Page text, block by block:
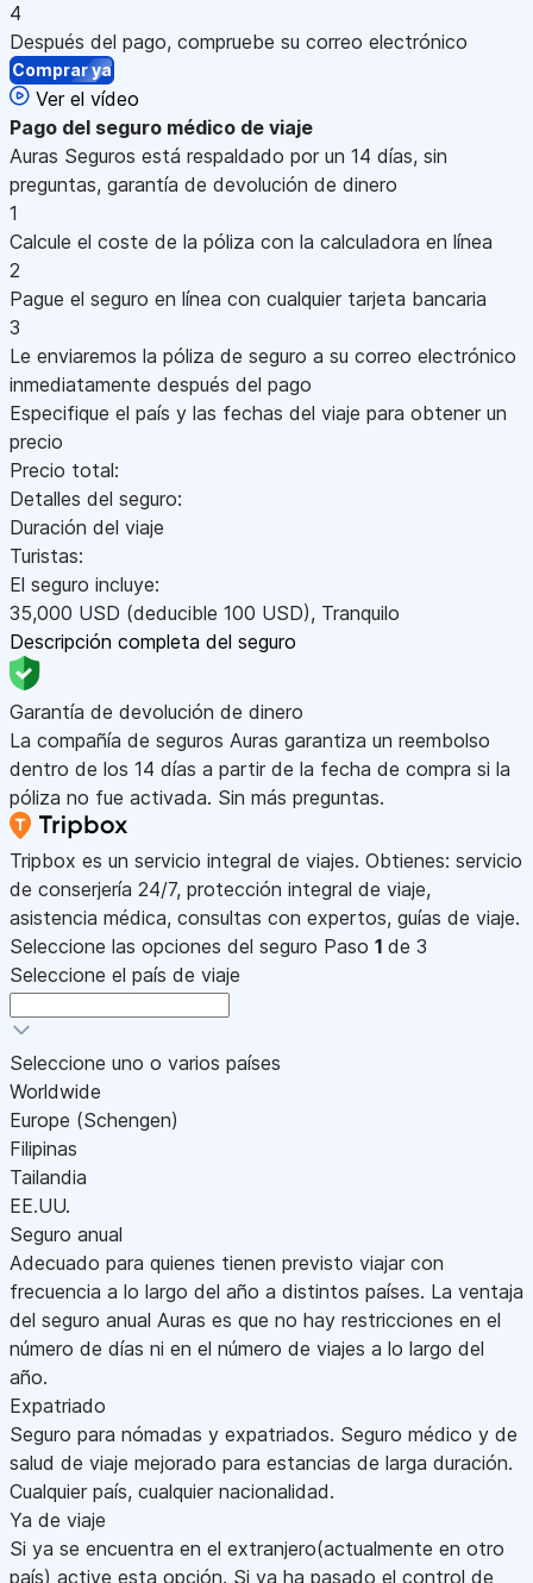
4
Después del pago, compruebe su correo electrónico
Comprar ya
Ver el vídeo
Pago del seguro médico de viaje
Auras Seguros está respaldado por un 14 días, sin
preguntas, garantía de devolución de dinero
1
Calcule el coste de la póliza con la calculadora en línea
2
Pague el seguro en línea con cualquier tarjeta bancaria
3
Le enviaremos la póliza de seguro a su correo electrónico
inmediatamente después del pago
Especifique el país y las fechas del viaje para obtener un
precio
Precio total:
Detalles del seguro:
Duración del viaje
Turistas:
El seguro incluye:
35,000 USD (deducible 100 USD), Tranquilo
Descripción completa del seguro
Garantía de devolución de dinero
La compañía de seguros Auras garantiza un reembolso
dentro de los 14 días a partir de la fecha de compra si la
póliza no fue activada. Sin más preguntas.
Tripbox es un servicio integral de viajes. Obtienes: servicio
de conserjería 24/7, protección integral de viaje,
asistencia médica, consultas con expertos, guías de viaje.
Seleccione las opciones del seguro Paso 1 de 3
Seleccione el país de viaje
Seleccione uno o varios países
Worldwide
Europe (Schengen)
Filipinas
Tailandia
EE.UU.
Seguro anual
Adecuado para quienes tienen previsto viajar con
frecuencia a lo largo del año a distintos países. La ventaja
del seguro anual Auras es que no hay restricciones en el
número de días ni en el número de viajes a lo largo del
año.
Expatriado
Seguro para nómadas y expatriados. Seguro médico y de
salud de viaje mejorado para estancias de larga duración.
Cualquier país, cualquier nacionalidad.
Ya de viaje
Si ya se encuentra en el extranjero(actualmente en otro
país) active esta opción. Si ya ha pasado el control de